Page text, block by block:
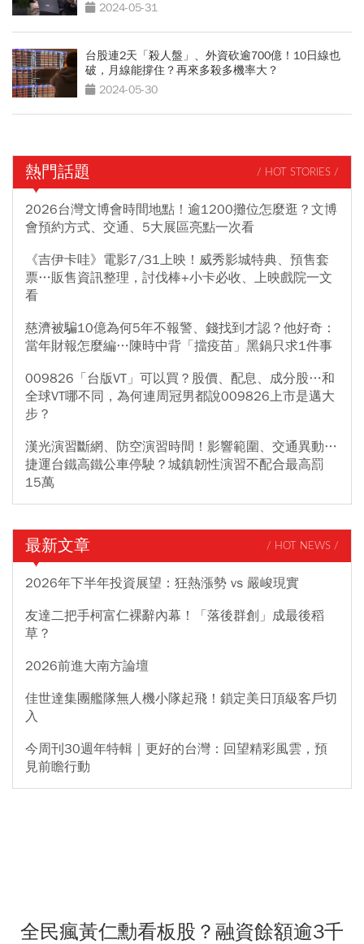
2024-05-31
台股連2天「殺人盤」、外資砍逾700億！10日線也
破，月線能撐住？再來多殺多機率大？
2024-05-30
熱門話題 / HOT STORIES /
2026台灣文博會時間地點！逾1200攤位怎麼逛？文博
會預約方式、交通、5大展區亮點一次看
《吉伊卡哇》電影7/31上映！威秀影城特典、預售套
票…販售資訊整理，討伐棒+小卡必收、上映戲院一文
看
慈濟被騙10億為何5年不報警、錢找到才認？他好奇：
當年財報怎麼編…陳時中背「擋疫苗」黑鍋只求1件事
009826「台版VT」可以買？股價、配息、成分股…和
全球VT哪不同，為何連周冠男都說009826上市是邁大
步？
漢光演習斷網、防空演習時間！影響範圍、交通異動…
捷運台鐵高鐵公車停駛？城鎮韌性演習不配合最高罰
15萬
最新文章 / HOT NEWS /
2026年下半年投資展望：狂熱漲勢 vs 嚴峻現實
友達二把手柯富仁裸辭內幕！「落後群創」成最後稻
草？
2026前進大南方論壇
佳世達集團艦隊無人機小隊起飛！鎖定美日頂級客戶切
入
今周刊30週年特輯｜更好的台灣：回望精彩風雲，預
見前瞻行動
全民瘋黃仁勳看板股？融資餘額逾3千